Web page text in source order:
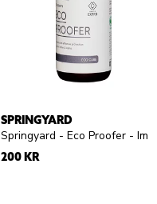
SPRINGYARD
200 KR